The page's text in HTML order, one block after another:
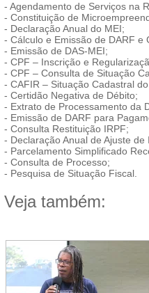
- Agendamento de Serviços na
-Constituição de
- Declaração Anual do MEI;
-Cálculo e Emissão de DARF e
- Emissão de DAS-MEI;
-CPF – Inscrição e
-CPF – Consulta de Situação
-CAFIR – Situação Cadastral
-Certidão Negativa de Débito;
- Extrato de Processamento da
- Emissão de DARF para
-Consulta Restituição IRPF;
- Declaração Anual de Ajuste
- Parcelamento Simplificado
-Consulta de Processo;
- Pesquisa de Situação Fiscal.
Veja também: